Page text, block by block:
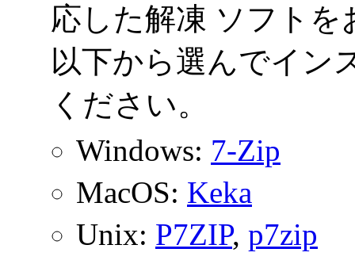
応した解凍 ソフト
以下から選んでイン
ください。
Windows: 7-Zip
MacOS: Keka
Unix: P7ZIP, p7zip